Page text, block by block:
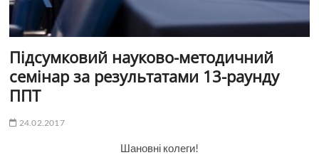
Підсумковий науково-методичний
семінар за результатами 13-раунду
ППТ
24.02.2017
Шановні колеги!